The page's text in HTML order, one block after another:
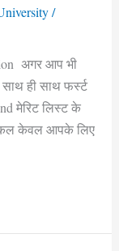
/
अगर आप भी
ही साथ फर्स्ट
मेरिट लिस्ट के
केवल आपके लिए